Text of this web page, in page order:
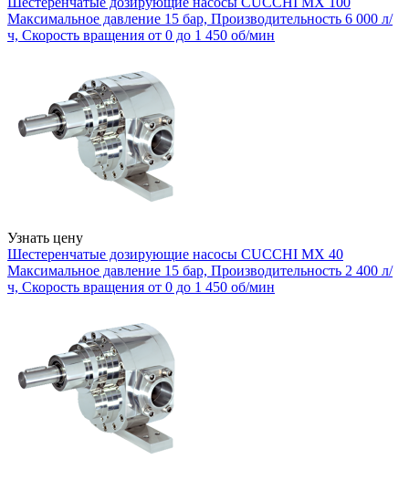
Максимальное давление 15 бар, Производительность 6 000 л/
ч, Скорость вращения от 0 до 1 450 об/мин
Узнать цену
Шестеренчатые дозирующие насосы CUCCHI MX 40
Максимальное давление 15 бар, Производительность 2 400 л/
ч, Скорость вращения от 0 до 1 450 об/мин